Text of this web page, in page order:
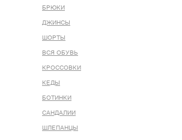
БРЮКИ
ДЖИНСЫ
ШОРТЫ
ВСЯ ОБУВЬ
КРОССОВКИ
КЕДЫ
БОТИНКИ
САНДАЛИИ
ШЛЕПАНЦЫ